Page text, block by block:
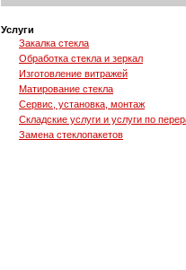
Услуги
Закалка стекла
Обработка стекла и зеркал
Изготовление витражей
Матирование стекла
Сервис, установка, монтаж
Складские услуги и услуги по
Замена стеклопакетов